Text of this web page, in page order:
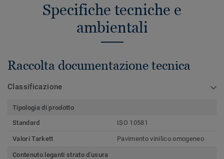
Specifiche tecniche e
ambientali
Raccolta documentazione tecnica
Classificazione
Tipologia di prodotto
Standard
ISO 10581
Valori Tarkett Pavimento vinilico omogeneo
Contenuto leganti strato d'usura